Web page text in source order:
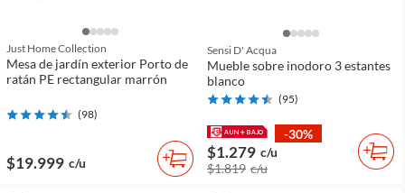
Just Home Collection
Mesa de jardín exterior Porto de
ratán PE rectangular marrón
(98)
$19.999 c/u
Sensi D' Acqua
Mueble sobre inodoro 3 estantes
blanco
(95)
-30%
$1.279 c/u
$1.819 c/u